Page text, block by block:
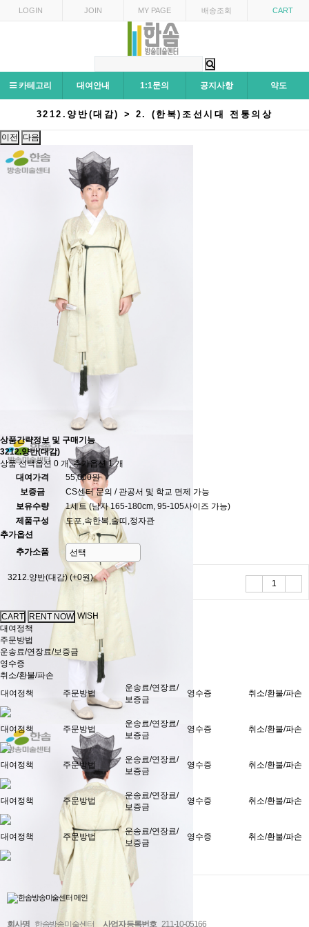
LOGIN JOIN MY PAGE 배송조회 CART
카테고리 대여안내 1:1문의 공지사항 약도
3212.양반(대감) > 2. (한복)조선시대 전통의상
이전 다음
상품간략정보 및 구매기능
3212.양반(대감)
상품 선택옵션 0 개, 추가옵션 1 개
대여가격
55,000원
보증금
CS센터 문의 / 관공서 및 학교 면제 가능
보유수량
1세트 (남자 165-180cm, 95-105사이즈 가능)
제품구성
도포,속한복,술띠,정자관
추가옵션
추가소품
3212.양반(대감) (+0원)
WISH
대여정책
주문방법
운송료/연장료/보증금
영수증
취소/환불/파손
대여정책
주문방법
운송료/연장료/
보증금
영수증 취소/환불/파손
대여정책 주문방법
운송료/연장료/
보증금
영수증 취소/환불/파손
대여정책 주문방법
운송료/연장료/
보증금
영수증 취소/환불/파손
대여정책 주문방법
운송료/연장료/
보증금
영수증 취소/환불/파손
대여정책 주문방법
운송료/연장료/
보증금
영수증 취소/환불/파손
회사명 한솜방송미술센터 사업자 등록번호 211-10-05166